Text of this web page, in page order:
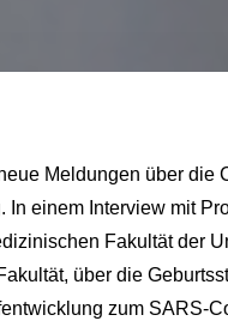
Meldungen über die
In einem Interview mit
Fakultät der
über die
zum SARS-